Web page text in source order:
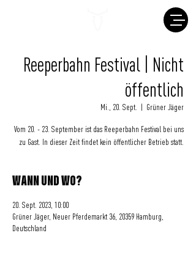
Reeperbahn Festival | Nicht
öffentlich
Mi., 20. Sept. Grüner Jäger
Vom 20. - 23. September ist das Reeperbahn Festival bei uns
zu Gast. In dieser Zeit findet kein öffentlicher Betrieb statt.
WANN UND WO?
20. Sept. 2023, 10:00
Grüner Jäger, Neuer Pferdemarkt 36, 20359 Hamburg,
Deutschland